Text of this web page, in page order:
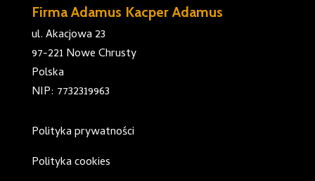
Firma Adamus Kacper Adamus
ul. Akacjowa 23
97-221 Nowe Chrusty
Polska
NIP: 7732319963
Polityka prywatności
Polityka cookies